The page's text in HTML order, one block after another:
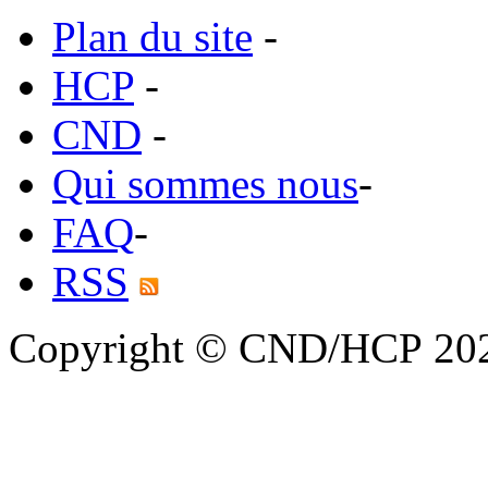
Plan du site -
HCP -
CND -
Qui sommes nous-
FAQ-
RSS
Copyright © CND/HCP